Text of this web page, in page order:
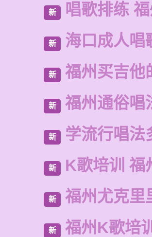
新 唱歌排练
新 海口成人唱
新 福州买吉他
新 福州通俗唱
新 学流行唱法
新 K歌培训 福
新 福州尤克里
新 福州K歌培